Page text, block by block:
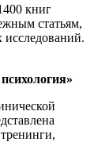
книг
статьям,
исследований.